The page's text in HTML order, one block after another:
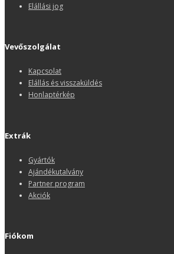
Elállási jog
Vevőszolgálat
Kapcsolat
Elállás és visszaküldés
Honlaptérkép
Extrák
Gyártók
Ajándékutalvány
Partner program
Akciók
Fiókom